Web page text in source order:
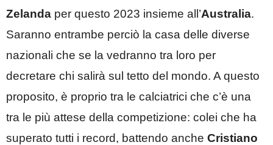
Zelanda per questo 2023 insieme all’Australia.
Saranno entrambe perciò la casa delle diverse
nazionali che se la vedranno tra loro per
decretare chi salirà sul tetto del mondo. A questo
proposito, è proprio tra le calciatrici che c’è una
tra le più attese della competizione: colei che ha
superato tutti i record, battendo anche Cristiano